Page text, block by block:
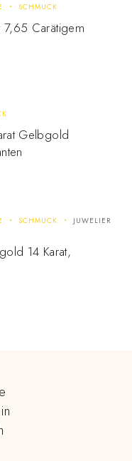
SCHMUCK
Carätigem
Gelbgold
SCHMUCK
JUWELIER
14 Karat,